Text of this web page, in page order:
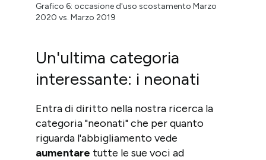
Grafico 6: occasione d'uso scostamento Marzo
2020 vs. Marzo 2019
Un'ultima categoria
interessante: i neonati
Entra di diritto nella nostra ricerca la
categoria "neonati" che per quanto
riguarda l'abbigliamento vede
aumentare tutte le sue voci ad